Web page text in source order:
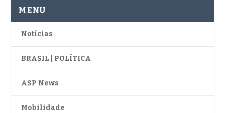
MENU
Notícias
BRASIL | POLÍTICA
ASP News
Mobilidade